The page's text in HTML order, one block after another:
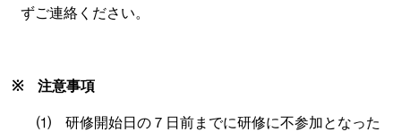
ずご連絡ください。
※注意事項
⑴ 研修開始日の７日前までに研修に不参加となった